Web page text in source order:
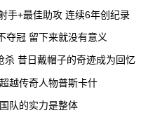
手+最佳助攻 连续6年创纪录
夺冠 留下来就没有意义
杀 昔日戴帽子的奇迹成为回忆
越传奇人物普斯卡什
队的实力是整体